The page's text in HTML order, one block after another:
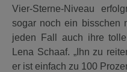
Vier-Sterne-Niveau
sogar noch ein bisschen
jeden Fall auch ihre
Lena Schaaf. „Ihn zu
er ist einfach zu 100